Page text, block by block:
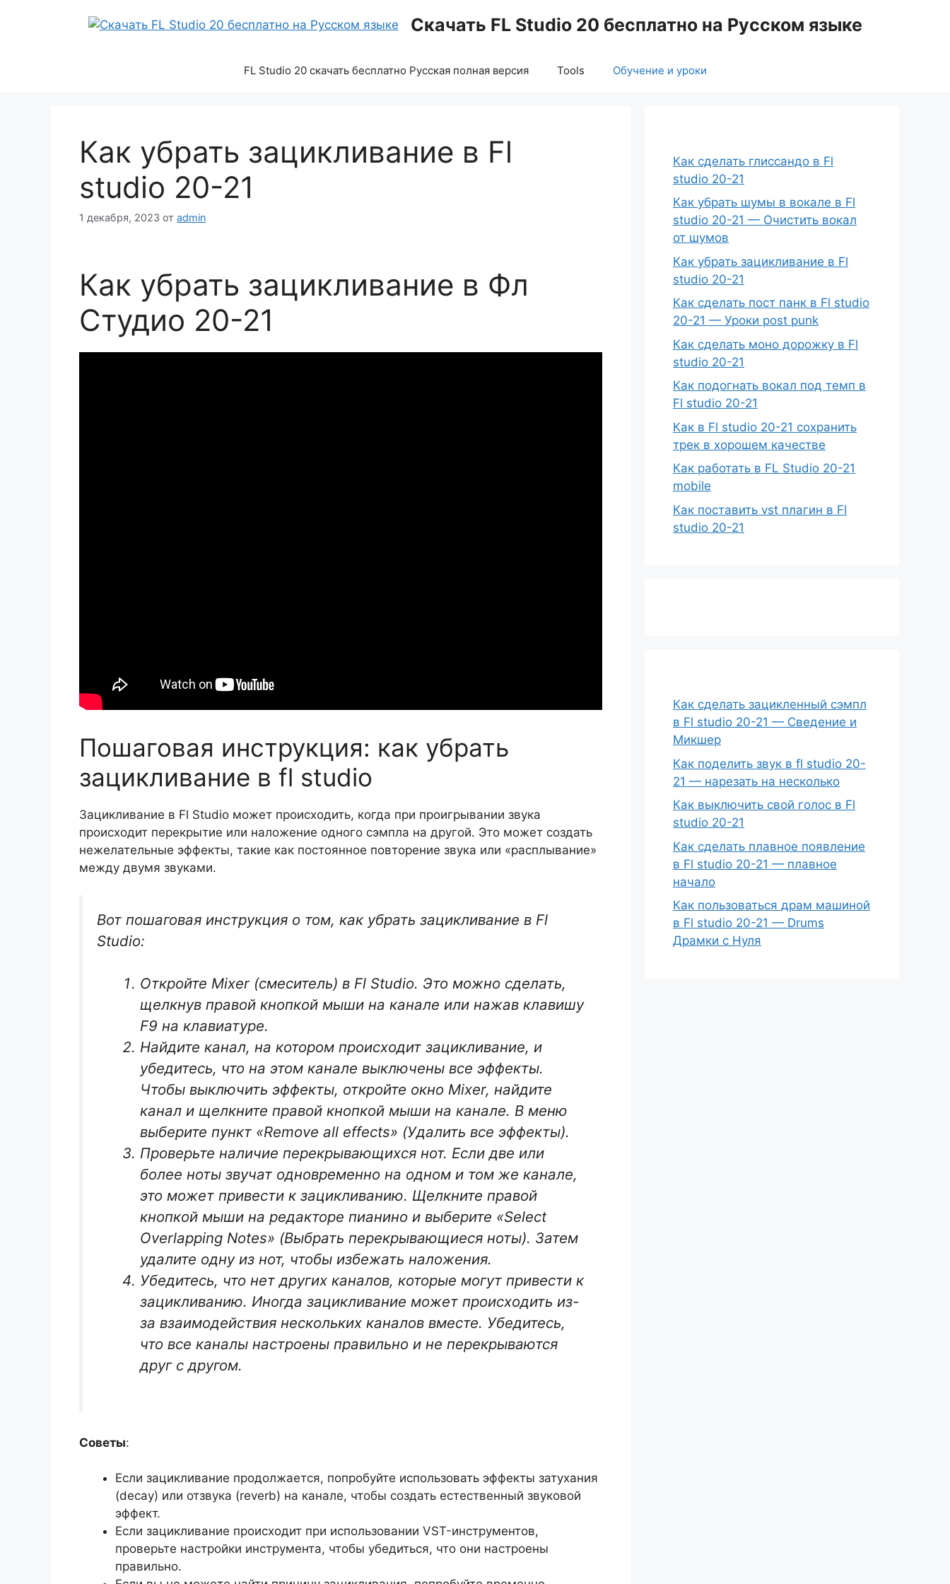
Скачать FL Studio 20 бесплатно на Русском языке
FL Studio 20 скачать бесплатно Русская полная версия Tools Обучение и уроки
Как убрать зацикливание в Fl
studio 20-21
1 декабря, 2023 от admin
Как убрать зацикливание в Фл
Студио 20-21
Пошаговая инструкция: как убрать
зацикливание в fl studio
Зацикливание в Fl Studio может происходить, когда при проигрывании звука
происходит перекрытие или наложение одного сэмпла на другой. Это может создать
нежелательные эффекты, такие как постоянное повторение звука или «расплывание»
между двумя звуками.
Вот пошаговая инструкция о том, как убрать зацикливание в Fl
Studio:
Откройте Mixer (смеситель) в Fl Studio. Это можно сделать,
щелкнув правой кнопкой мыши на канале или нажав клавишу
F9 на клавиатуре.
Найдите канал, на котором происходит зацикливание, и
убедитесь, что на этом канале выключены все эффекты.
Чтобы выключить эффекты, откройте окно Mixer, найдите
канал и щелкните правой кнопкой мыши на канале. В меню
выберите пункт «Remove all effects» (Удалить все эффекты).
Проверьте наличие перекрывающихся нот. Если две или
более ноты звучат одновременно на одном и том же канале,
это может привести к зацикливанию. Щелкните правой
кнопкой мыши на редакторе пианино и выберите «Select
Overlapping Notes» (Выбрать перекрывающиеся ноты). Затем
удалите одну из нот, чтобы избежать наложения.
Убедитесь, что нет других каналов, которые могут привести к
зацикливанию. Иногда зацикливание может происходить из-
за взаимодействия нескольких каналов вместе. Убедитесь,
что все каналы настроены правильно и не перекрываются
друг с другом.
Советы:
Если зацикливание продолжается, попробуйте использовать эффекты затухания
(decay) или отзвука (reverb) на канале, чтобы создать естественный звуковой
эффект.
Если зацикливание происходит при использовании VST-инструментов,
проверьте настройки инструмента, чтобы убедиться, что они настроены
правильно.
Как сделать глиссандо в Fl
studio 20-21
Как убрать шумы в вокале в Fl
studio 20-21 — Очистить вокал
от шумов
Как убрать зацикливание в Fl
studio 20-21
Как сделать пост панк в Fl studio
20-21 — Уроки post punk
Как сделать моно дорожку в Fl
studio 20-21
Как подогнать вокал под темп в
Fl studio 20-21
Как в Fl studio 20-21 сохранить
трек в хорошем качестве
Как работать в FL Studio 20-21
mobile
Как поставить vst плагин в Fl
studio 20-21
Как сделать зацикленный сэмпл
в Fl studio 20-21 — Сведение и
Микшер
Как поделить звук в fl studio 20-
21 — нарезать на несколько
Как выключить свой голос в Fl
studio 20-21
Как сделать плавное появление
в Fl studio 20-21 — плавное
начало
Как пользоваться драм машиной
в Fl studio 20-21 — Drums
Драмки с Нуля